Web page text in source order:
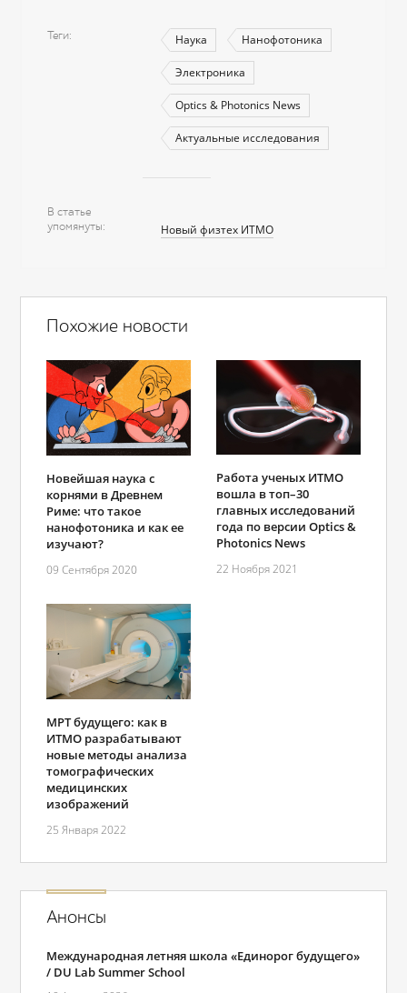
Теги Наука Нанофотоника
Электроника
Optics & Photonics News
Актуальные исследования
В статье
упомянуты
Новый физтех ИТМО
Похожие новости
Новейшая наука с
корнями в Древнем
Риме: что такое
нанофотоника и как ее
изучают?
09 Сентября 2020
Работа ученых ИТМО
вошла в топ–30
главных исследований
года по версии Optics &
Photonics News
22 Ноября 2021
МРТ будущего: как в
ИТМО разрабатывают
новые методы анализа
томографических
медицинских
изображений
25 Января 2022
Анонсы
Международная летняя школа «Единорог будущего»
/ DU Lab Summer School